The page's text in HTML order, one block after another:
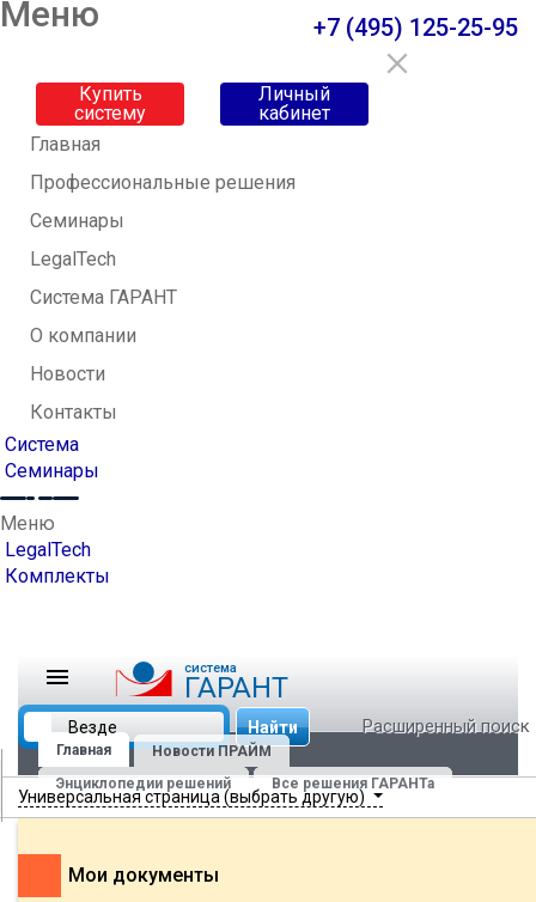
Меню
Купить
систему
Личный
кабинет
Главная
Профессиональные решения
Семинары
LegalTech
Система ГАРАНТ
О компании
Новости
Контакты
Система
Семинары
Меню
LegalTech
Комплекты
+7 (495) 125-25-95
cистема
ГАРАНТ
Найти Расширенный поиск
Главная
Новости ПРАЙМ
Энциклопедии решений
Все решения ГАРАНТа
Универсальная страница (выбрать другую)
Мои документы